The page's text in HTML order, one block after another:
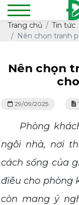
Trang chủ
Tin tức
Nên chọn tranh
Nên chọn
29/09/2025
Phòng khách
ngôi nhà, nơi
cách sống của
điêu cho phòng
còn mang ý